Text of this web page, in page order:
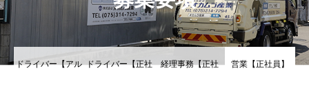
プライバシーポリシー
ドライバー【アル ドライバー【正社 経理事務【正社 営業【正社員】